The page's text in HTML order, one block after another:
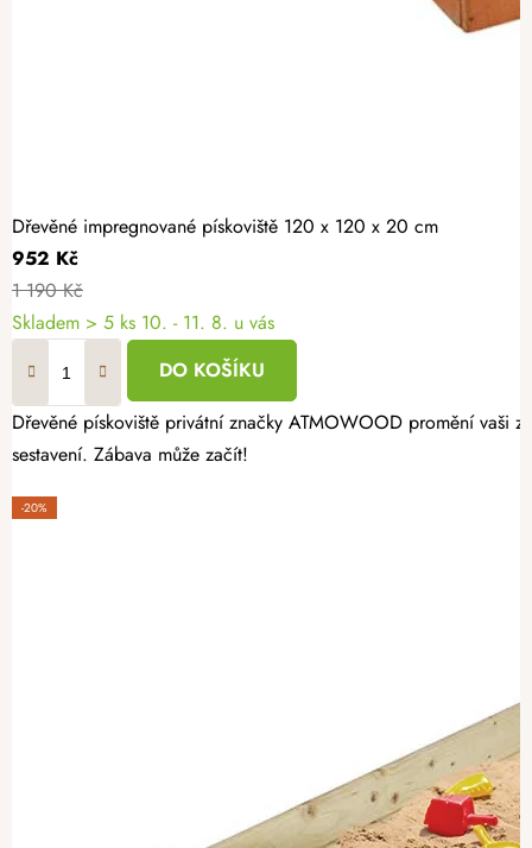
Dřevěné impregnované pískoviště 120 x 120 x 20 cm
952 Kč
1 190 Kč
Skladem > 5 ks 10. - 11. 8. u vás
DO KOŠÍKU
Dřevěné pískoviště privátní značky ATMOWOOD promění vaši
sestavení. Zábava může začít!
-20%